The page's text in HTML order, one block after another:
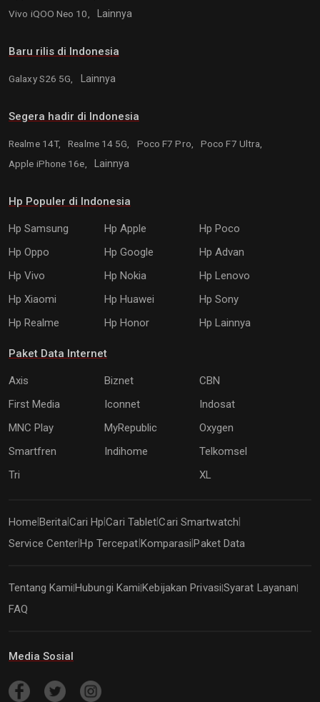
Vivo iQOO Neo 10,
Lainnya
Baru rilis di Indonesia
Galaxy S26 5G, Lainnya
Segera hadir di Indonesia
Realme 14T, Realme 14 5G, Poco F7 Pro,
Poco F7 Ultra,
Apple iPhone 16e,
Lainnya
Hp Populer di Indonesia
Hp Samsung Hp Apple
Hp Poco
Hp Oppo
Hp Google
Hp Advan
Hp Vivo
Hp Nokia
Hp Lenovo
Hp Xiaomi
Hp Huawei
Hp Sony
Hp Realme
Hp Honor Hp Lainnya
Paket Data Internet
Axis Biznet
CBN
First Media
Iconnet
Indosat
MNC Play
MyRepublic
Oxygen
Smartfren
Indihome
Telkomsel
Tri
XL
Home Berita Cari Hp |Cari Tablet|Cari Smartwatch
Service Center|Hp Tercepat Komparasi |Paket Data
Tentang Kami|Hubungi Kami|Kebijakan Privasi|Syarat Layanan|
FAQ
Media Sosial